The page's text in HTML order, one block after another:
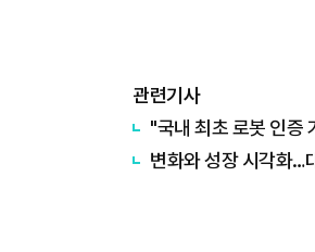
관련기사
"국내 최초 로봇 인증
변화와 성장 시각화…